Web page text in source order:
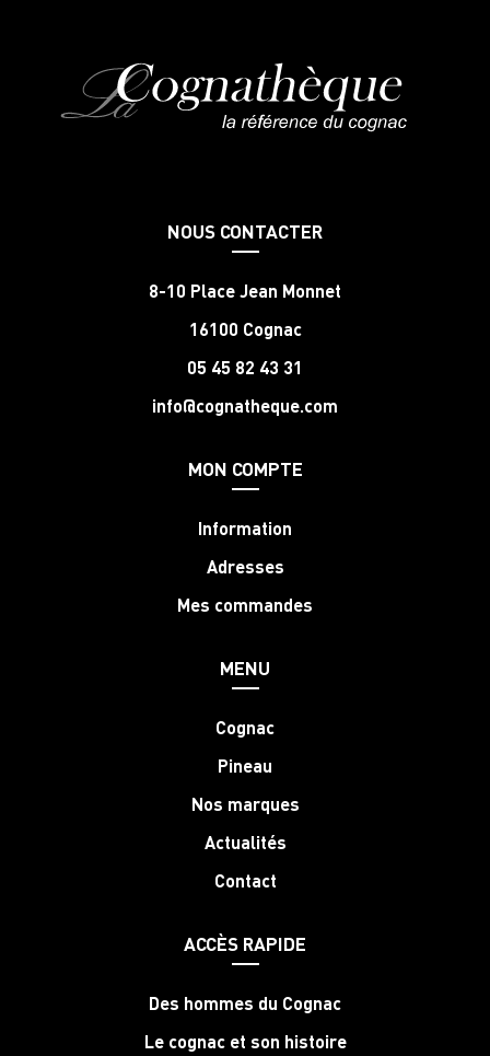
NOUS CONTACTER
8-10 Place Jean Monnet
16100 Cognac
05 45 82 43 31
info@cognatheque.com
MON COMPTE
Information
Adresses
Mes commandes
MENU
Cognac
Pineau
Nos marques
Actualités
Contact
ACCÈS RAPIDE
Des hommes du Cognac
Le cognac et son histoire